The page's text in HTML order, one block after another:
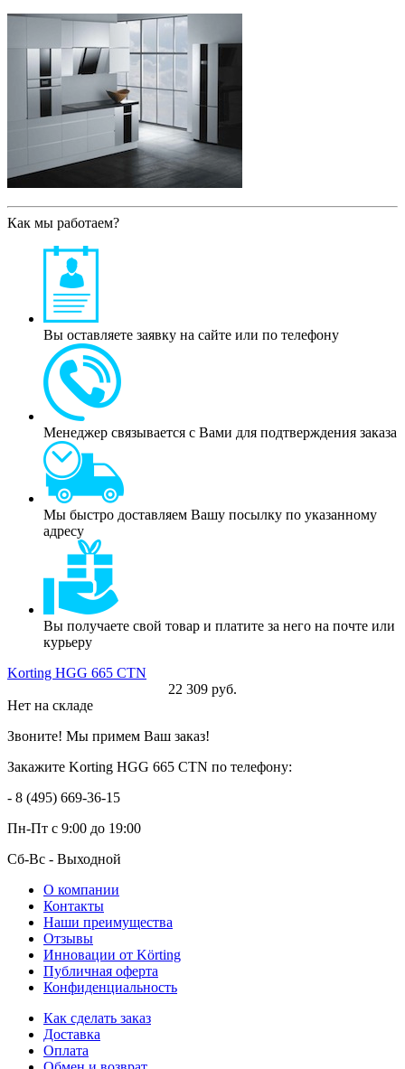
Как мы работаем?
Вы оставляете заявку на сайте или по телефону
Менеджер связывается с Вами для подтверждения заказа
Мы быстро доставляем Вашу посылку по указанному
адресу
Вы получаете свой товар и платите за него на почте или
курьеру
Korting HGG 665 CTN
22 309 руб.
Нет на складе
Звоните! Мы примем Ваш заказ!
Закажите Korting HGG 665 CTN по телефону:
- 8 (495) 669-36-15
Пн-Пт с 9:00 до 19:00
Сб-Вс - Выходной
О компании
Контакты
Наши преимущества
Отзывы
Инновации от Körting
Публичная оферта
Конфиденциальность
Как сделать заказ
Доставка
Оплата